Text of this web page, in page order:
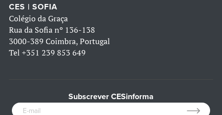
CES | SOFIA
Colégio da Graça
Rua da Sofia nº 136-138
3000-389 Coimbra, Portugal
Tel +351 239 853 649
Subscrever CESinforma